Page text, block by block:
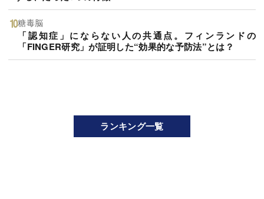
糖毒脳
「認知症」にならない人の共通点。フィンランドの
「FINGER研究」が証明した“効果的な予防法”とは？
ランキング一覧